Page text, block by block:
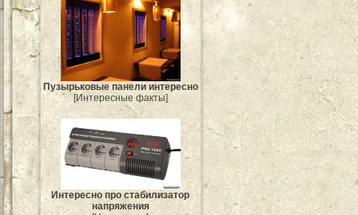
Пузырьковые панели интересно
[Интересные факты]
Интересно про стабилизатор
напряжения